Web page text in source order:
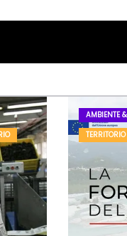
AMBIENTE
TERRITORIO